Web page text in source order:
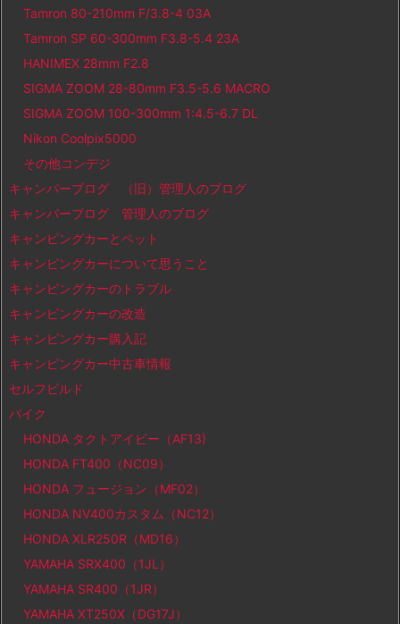
Tamron 80-210mm F/3.8-4 03A
Tamron SP 60-300mm F3.8-5.4 23A
HANIMEX 28mm F2.8
SIGMA ZOOM 28-80mm F3.5-5.6 MACRO
SIGMA ZOOM 100-300mm 1:4.5-6.7 DL
Nikon Coolpix5000
その他コンデジ
キャンパーブログ （旧）管理人のブログ
キャンパーブログ 管理人のブログ
キャンピングカーとペット
キャンピングカーについて思うこと
キャンピングカーのトラブル
キャンピングカーの改造
キャンピングカー購入記
キャンピングカー中古車情報
セルフビルド
バイク
HONDA タクトアイビー（AF13)
HONDA FT400（NC09）
HONDA フュージョン（MF02）
HONDA NV400カスタム（NC12）
HONDA XLR250R（MD16）
YAMAHA SRX400（1JL）
YAMAHA SR400（1JR）
YAMAHA XT250X（DG17J）